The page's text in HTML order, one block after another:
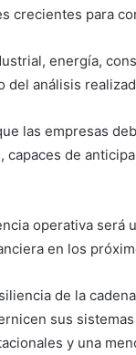
crecientes para
energía,
análisis
las empresas
capaces de
operativa será
en los
de la
sus
y una